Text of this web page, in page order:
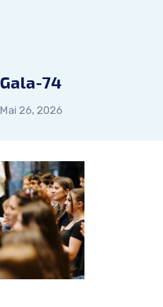
Gala-74
Mai 26, 2026